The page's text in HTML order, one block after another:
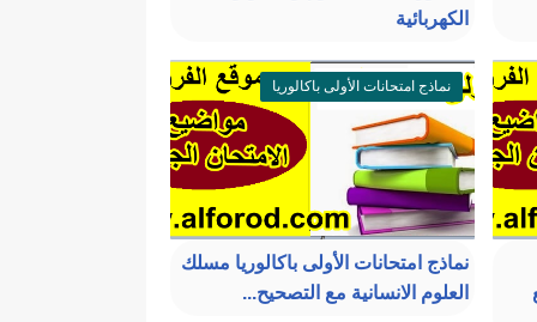
الكهربائية
نماذج امتحانات الأولى باكالوريا
نماذج امتحانات الأولى باكالوريا مسلك
العلوم الانسانية مع التصحيح...